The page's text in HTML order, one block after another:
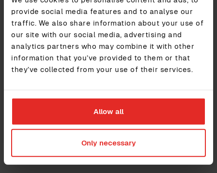
provide social media features and to analyse our
traffic. We also share information about your use of
our site with our social media, advertising and
analytics partners who may combine it with other
information that you’ve provided to them or that
they’ve collected from your use of their services.
Allow all
Only necessary